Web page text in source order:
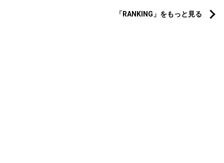
「RANKING」をもっと見る